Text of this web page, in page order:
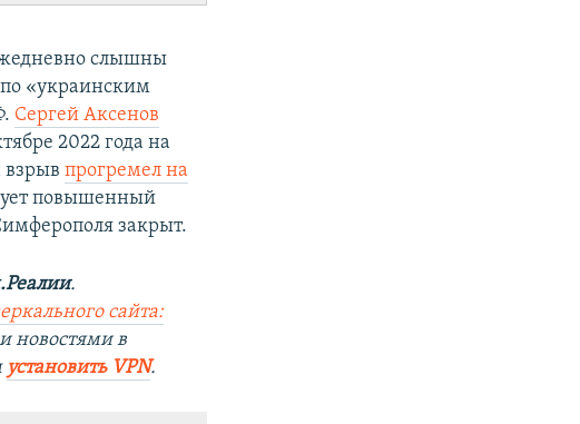
слышны
по «украинским
Сергей Аксенов
2022 года на
взрывпрогремел на
повышенный
закрыт.
.
сайта:
новостями в
установить VPN.